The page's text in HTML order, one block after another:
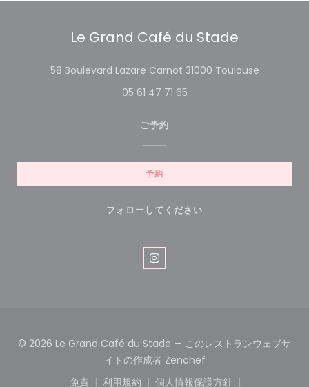
Le Grand Café du Stade
58 Boulevard Lazare Carnot 31000 Toulouse((新しいウ
05 61 47 71 65
ご予約
予約
フォローしてください
Instagram ((新しいウィンド
© 2026 Le Grand Café du Stade — このレストランウェブサ
イトの作成者 Zenchef((新しいウィンドウで
免責
利用規約 個人情報保護方針